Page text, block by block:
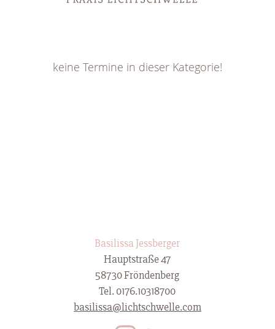
keine Termine in dieser Kategorie!
Basilissa Jessberger
Hauptstraße 47
58730 Fröndenberg
Tel. 0176.10318700
basilissa@lichtschwelle.com